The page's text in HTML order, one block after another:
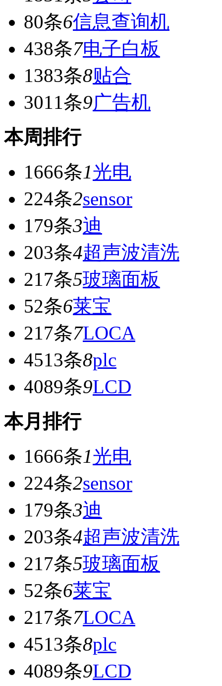
80条6信息查询机
438条7电子白板
1383条8贴合
3011条9广告机
本周排行
1666条1光电
224条2sensor
179条3迪
203条4超声波清洗
217条5玻璃面板
52条6莱宝
217条7LOCA
4513条8plc
4089条9LCD
本月排行
1666条1光电
224条2sensor
179条3迪
203条4超声波清洗
217条5玻璃面板
52条6莱宝
217条7LOCA
4513条8plc
4089条9LCD